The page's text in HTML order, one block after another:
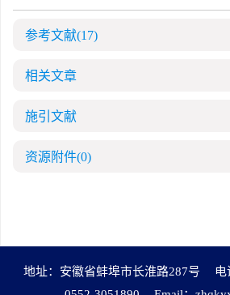
参考文献(17)
相关文章
施引文献
资源附件(0)
地址：安徽省蚌埠市长淮路287号
电